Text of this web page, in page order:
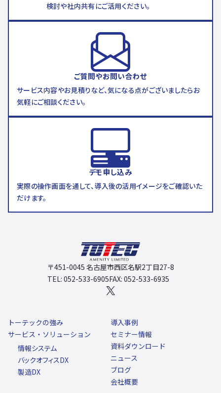
検討や社内共有にご活用ください。
ご質問やお問い合わせ
サービス内容やお見積りなど、気になる点がございましたらお
気軽にご相談ください。
デモ申し込み
実際の操作画面を通して、導入後の活用イメージをご確認いた
だけます。
〒451-0045 名古屋市西区名駅2丁目27-8
TEL: 052-533-6905FAX: 052-533-6935
X
トーテックの強み
サービス・ソリューション
情報システム
バックオフィスDX
製造DX
導入事例
セミナー情報
資料ダウンロード
ニュース
ブログ
会社概要